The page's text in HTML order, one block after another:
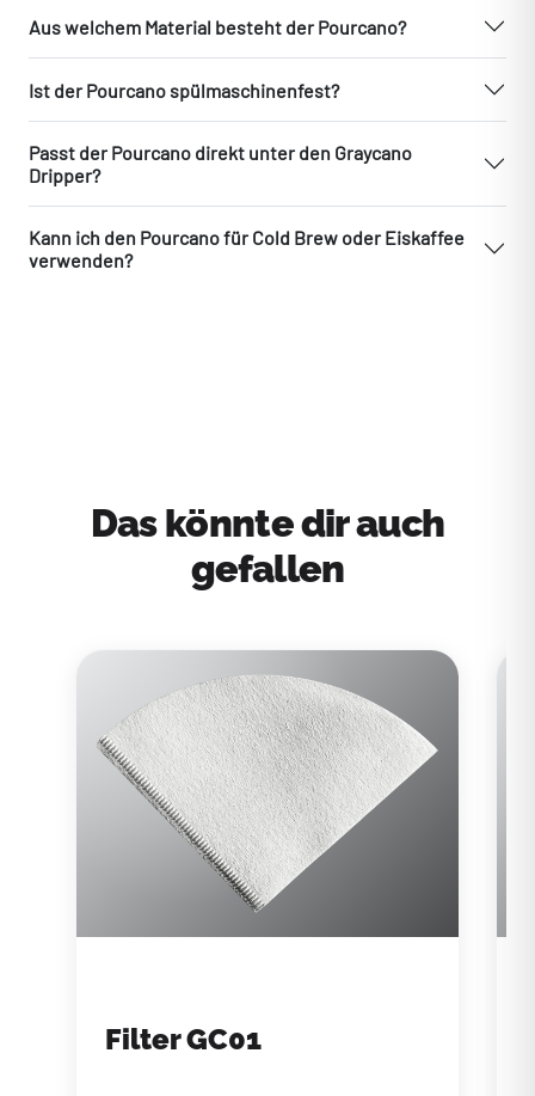
Aus welchem Material besteht der Pourcano?
Ist der Pourcano spülmaschinenfest?
Passt der Pourcano direkt unter den Graycano
Dripper?
Kann ich den Pourcano für Cold Brew oder Eiskaffee
verwenden?
Das könnte dir auch
gefallen
Filter GC01